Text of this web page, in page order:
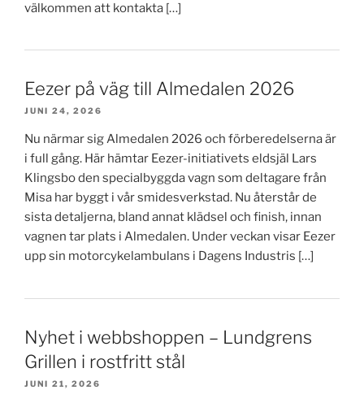
välkommen att kontakta […]
Eezer på väg till Almedalen 2026
JUNI 24, 2026
Nu närmar sig Almedalen 2026 och förberedelserna är
i full gång. Här hämtar Eezer-initiativets eldsjäl Lars
Klingsbo den specialbyggda vagn som deltagare från
Misa har byggt i vår smidesverkstad. Nu återstår de
sista detaljerna, bland annat klädsel och finish, innan
vagnen tar plats i Almedalen. Under veckan visar Eezer
upp sin motorcykelambulans i Dagens Industris […]
Nyhet i webbshoppen – Lundgrens
Grillen i rostfritt stål
JUNI 21, 2026